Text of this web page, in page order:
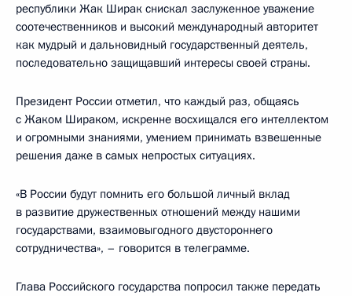
республики Жак Ширак снискал заслуженное уважение
соотечественников и высокий международный авторитет
как мудрый и дальновидный государственный деятель,
последовательно защищавший интересы своей страны.
Президент России отметил, что каждый раз, общаясь
с Жаком Шираком, искренне восхищался его интеллектом
и огромными знаниями, умением принимать взвешенные
решения даже в самых непростых ситуациях.
«В России будут помнить его большой личный вклад
в развитие дружественных отношений между нашими
государствами, взаимовыгодного двустороннего
сотрудничества», – говорится в телеграмме.
Глава Российского государства попросил также передать